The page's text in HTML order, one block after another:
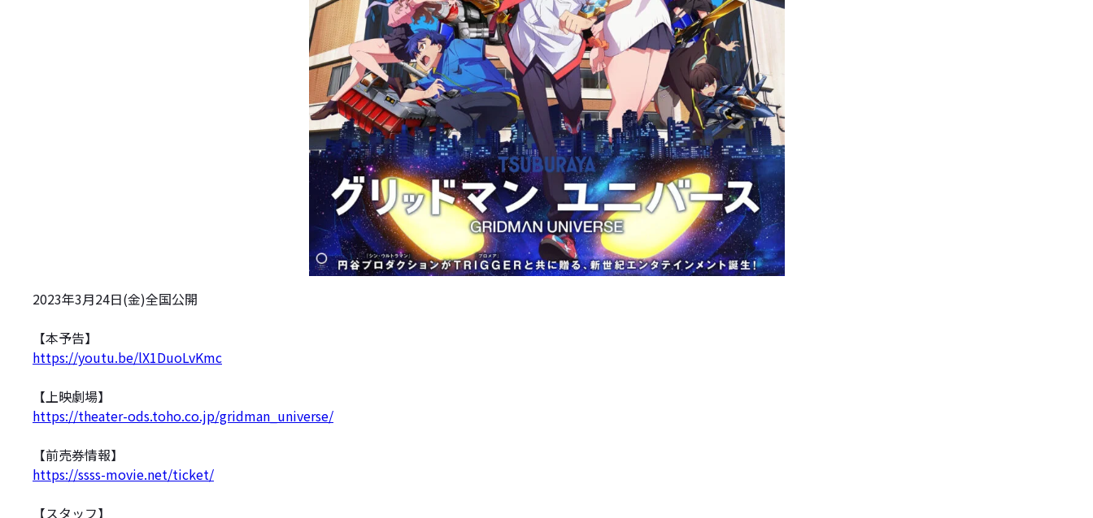
2023年3月24日(金)全国公開
【本予告】
https://youtu.be/lX1DuoLvKmc
【上映劇場】
https://theater-ods.toho.co.jp/gridman_universe/
【前売券情報】
https://ssss-movie.net/ticket/
【スタッフ】